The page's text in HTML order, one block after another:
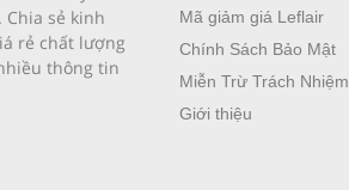
Chia sẻ kinh
rẻ chất lượng
thông tin
Mã giảm giá Leflair
Chính Sách Bảo Mật
Miễn Trừ Trách Nhiệm
Giới thiệu